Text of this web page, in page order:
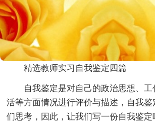
精选教师实习自我鉴定四篇
自我鉴定是对自己的政治思想、
活等方面情况进行评价与描述，自我
们思考，因此，让我们写一份自我鉴